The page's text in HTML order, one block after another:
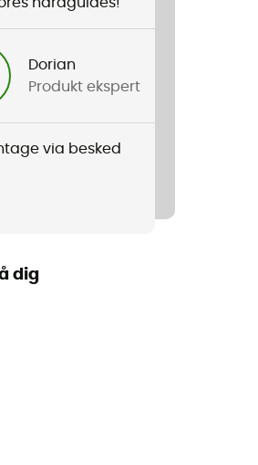
Dorian
Produkt ekspert
via besked
dig